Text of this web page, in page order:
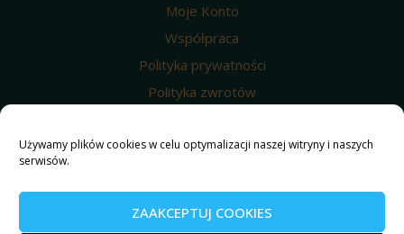
Używamy plików cookies w celu optymalizacji naszej witryny i naszych
serwisów.
ZAAKCEPTUJ COOKIES
Moje Konto
Współpraca
Polityka prywatności
Polityka zwrotów
Regulamin